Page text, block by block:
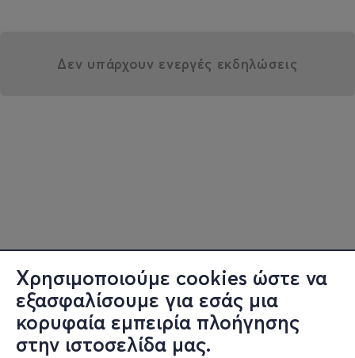
Χρησιμοποιούμε cookies ώστε να
εξασφαλίσουμε για εσάς μια
κορυφαία εμπειρία πλοήγησης
στην ιστοσελίδα μας.
Δεν υπάρχουν ενεργές εκδηλώσεις